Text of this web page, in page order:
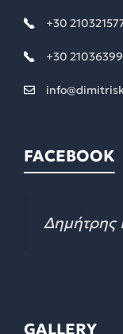
+30
+30
FACEBOOK
Δημήτρης
GALLERY